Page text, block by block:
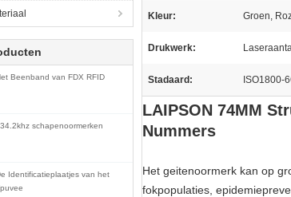
Beenband van FDX RFID
schapenoormerken
Identificatieplaatjes van het
Kleur: Groen,
Drukwerk:
Stadaard: ISO1800-
LAIPSON 74MM
Nummers
Het geitenoormerk kan op
fokpopulaties,